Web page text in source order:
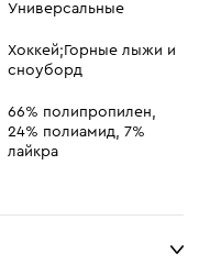
Универсальные
Хоккей;Горные лыжи и
сноуборд
66% полипропилен,
24% полиамид, 7%
лайкра